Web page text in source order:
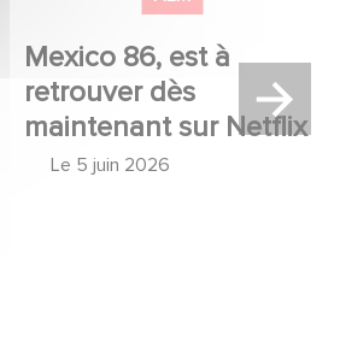
FILM
Mexico 86, est à retrouver
dès maintenant sur Netflix